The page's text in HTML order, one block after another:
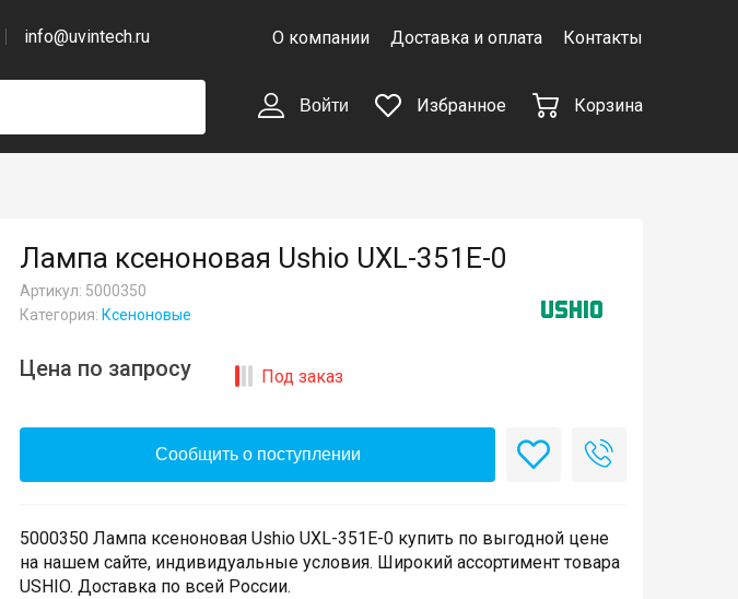
info@uvintech.ru О компании Доставка и оплата Контакты
Войти Избранное Корзина
Лампа ксеноновая Ushio UXL-351E-0
Артикул: 5000350
Категория: Ксеноновые
Цена по запросу Под заказ
Сообщить о поступлении
5000350 Лампа ксеноновая Ushio UXL-351E-0 купить по выгодной цене
на нашем сайте, индивидуальные условия. Широкий ассортимент товара
USHIO. Доставка по всей России.